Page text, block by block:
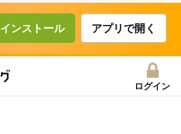
インストール アプリで開く
ログイン